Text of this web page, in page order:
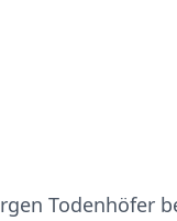
Todenhöfer